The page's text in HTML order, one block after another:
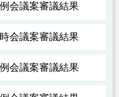
会議案審議結果
会議案審議結果
会議案審議結果